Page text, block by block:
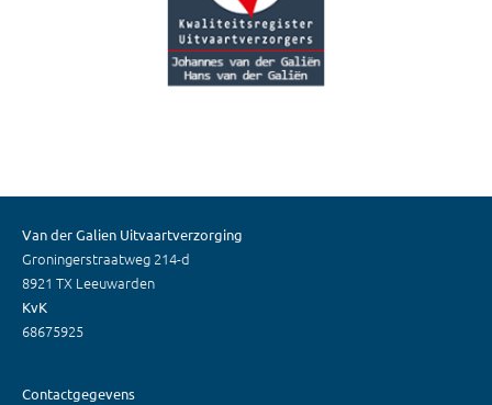
Van der Galien Uitvaartverzorging
Groningerstraatweg 214-d
8921 TX Leeuwarden
KvK
68675925
Contactgegevens